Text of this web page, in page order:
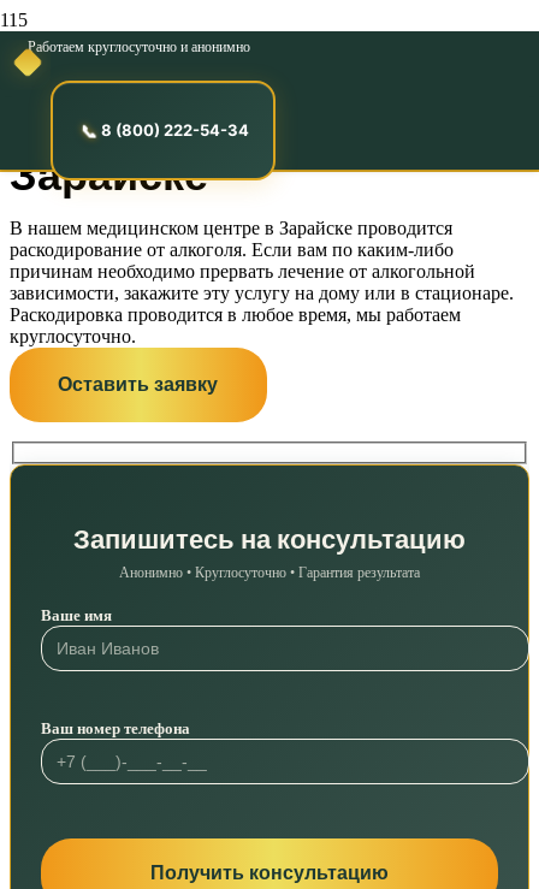
Работаем круглосуточно и анонимно
8 (800) 222-54-34
Раскодирование от
алкоголизма в
Зарайске
В нашем медицинском центре в Зарайске проводится
раскодирование от алкоголя. Если вам по каким-либо
причинам необходимо прервать лечение от алкогольной
зависимости, закажите эту услугу на дому или в стационаре.
Раскодировка проводится в любое время, мы работаем
круглосуточно.
Оставить заявку
Запишитесь на консультацию
Анонимно • Круглосуточно • Гарантия результата
Ваше имя
Ваш номер телефона